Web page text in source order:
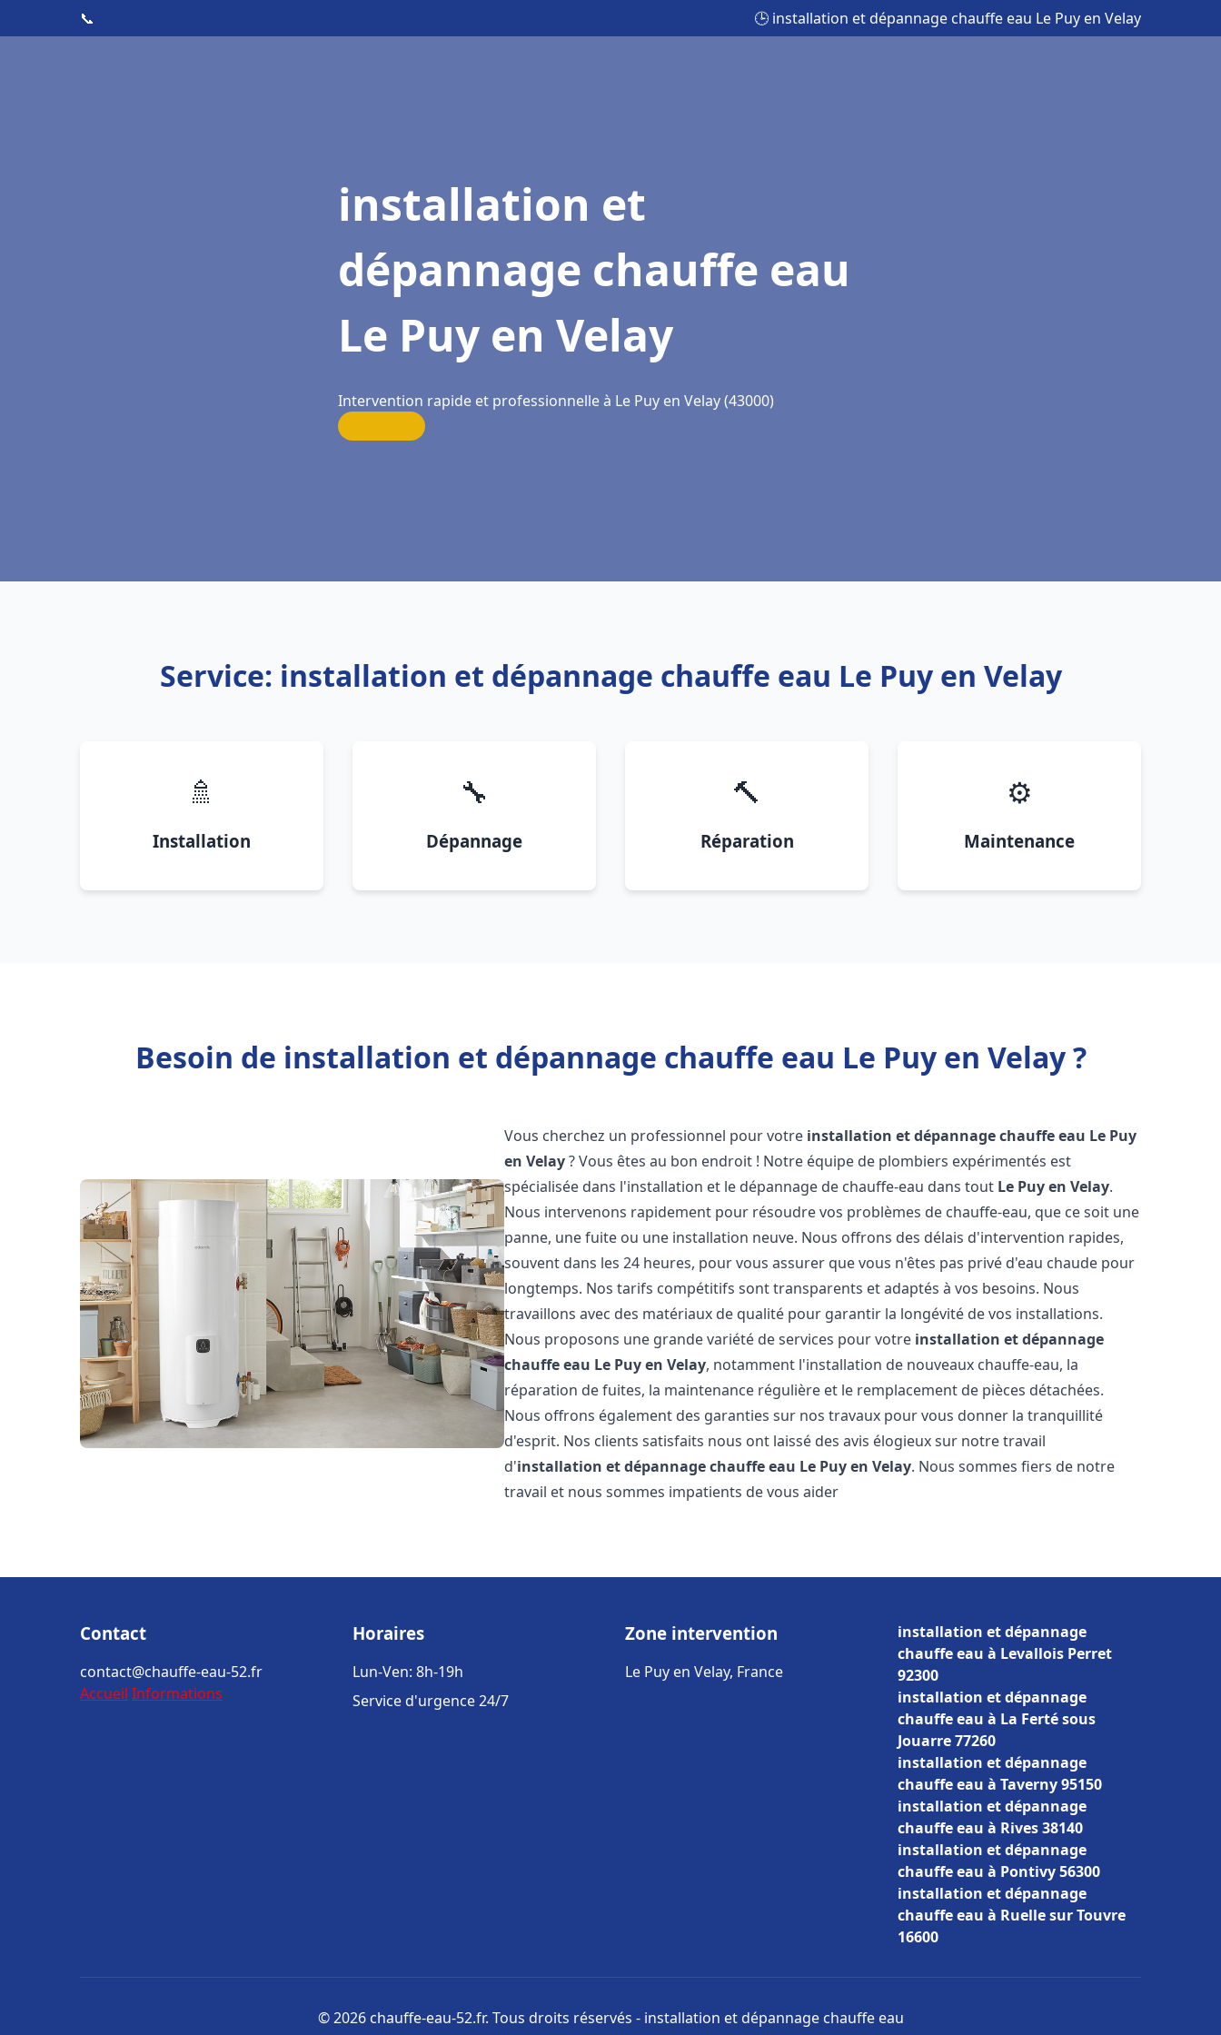
📞 🕒 installation et dépannage chauffe eau Le Puy en Velay
installation et
dépannage chauffe eau
Le Puy en Velay
Intervention rapide et professionnelle à Le Puy en Velay (43000)
Service: installation et dépannage chauffe eau Le Puy en Velay
🚿
Installation
🔧
Dépannage
🔨
Réparation
⚙️
Maintenance
Besoin de installation et dépannage chauffe eau Le Puy en Velay ?
Vous cherchez un professionnel pour votre installation et dépannage chauffe eau Le Puy
en Velay? Vous êtes au bon endroit ! Notre équipe de plombiers expérimentés est
spécialisée dans l'installation et le dépannage de chauffe-eau dans tout Le Puy en Velay.
Nous intervenons rapidement pour résoudre vos problèmes de chauffe-eau, que ce soit une
panne, une fuite ou une installation neuve. Nous offrons des délais d'intervention rapides,
souvent dans les 24 heures, pour vous assurer que vous n'êtes pas privé d'eau chaude pour
longtemps. Nos tarifs compétitifs sont transparents et adaptés à vos besoins. Nous
travaillons avec des matériaux de qualité pour garantir la longévité de vos installations.
Nous proposons une grande variété de services pour votre installation et dépannage
chauffe eau Le Puy en Velay, notamment l'installation de nouveaux chauffe-eau, la
réparation de fuites, la maintenance régulière et le remplacement de pièces détachées.
Nous offrons également des garanties sur nos travaux pour vous donner la tranquillité
d'esprit. Nos clients satisfaits nous ont laissé des avis élogieux sur notre travail
d'installation et dépannage chauffe eau Le Puy en Velay. Nous sommes fiers de notre
travail et nous sommes impatients de vous aider
Contact
contact@chauffe-eau-52.fr
Accueil Informations
Horaires
Lun-Ven: 8h-19h
Service d'urgence 24/7
Zone intervention
Le Puy en Velay, France
installation et dépannage
chauffe eau à Levallois Perret
92300
installation et dépannage
chauffe eau à La Ferté sous
Jouarre 77260
installation et dépannage
chauffe eau à Taverny 95150
installation et dépannage
chauffe eau à Rives 38140
installation et dépannage
chauffe eau à Pontivy 56300
installation et dépannage
chauffe eau à Ruelle sur Touvre
16600
© 2026 chauffe-eau-52.fr. Tous droits réservés - installation et dépannage chauffe eau